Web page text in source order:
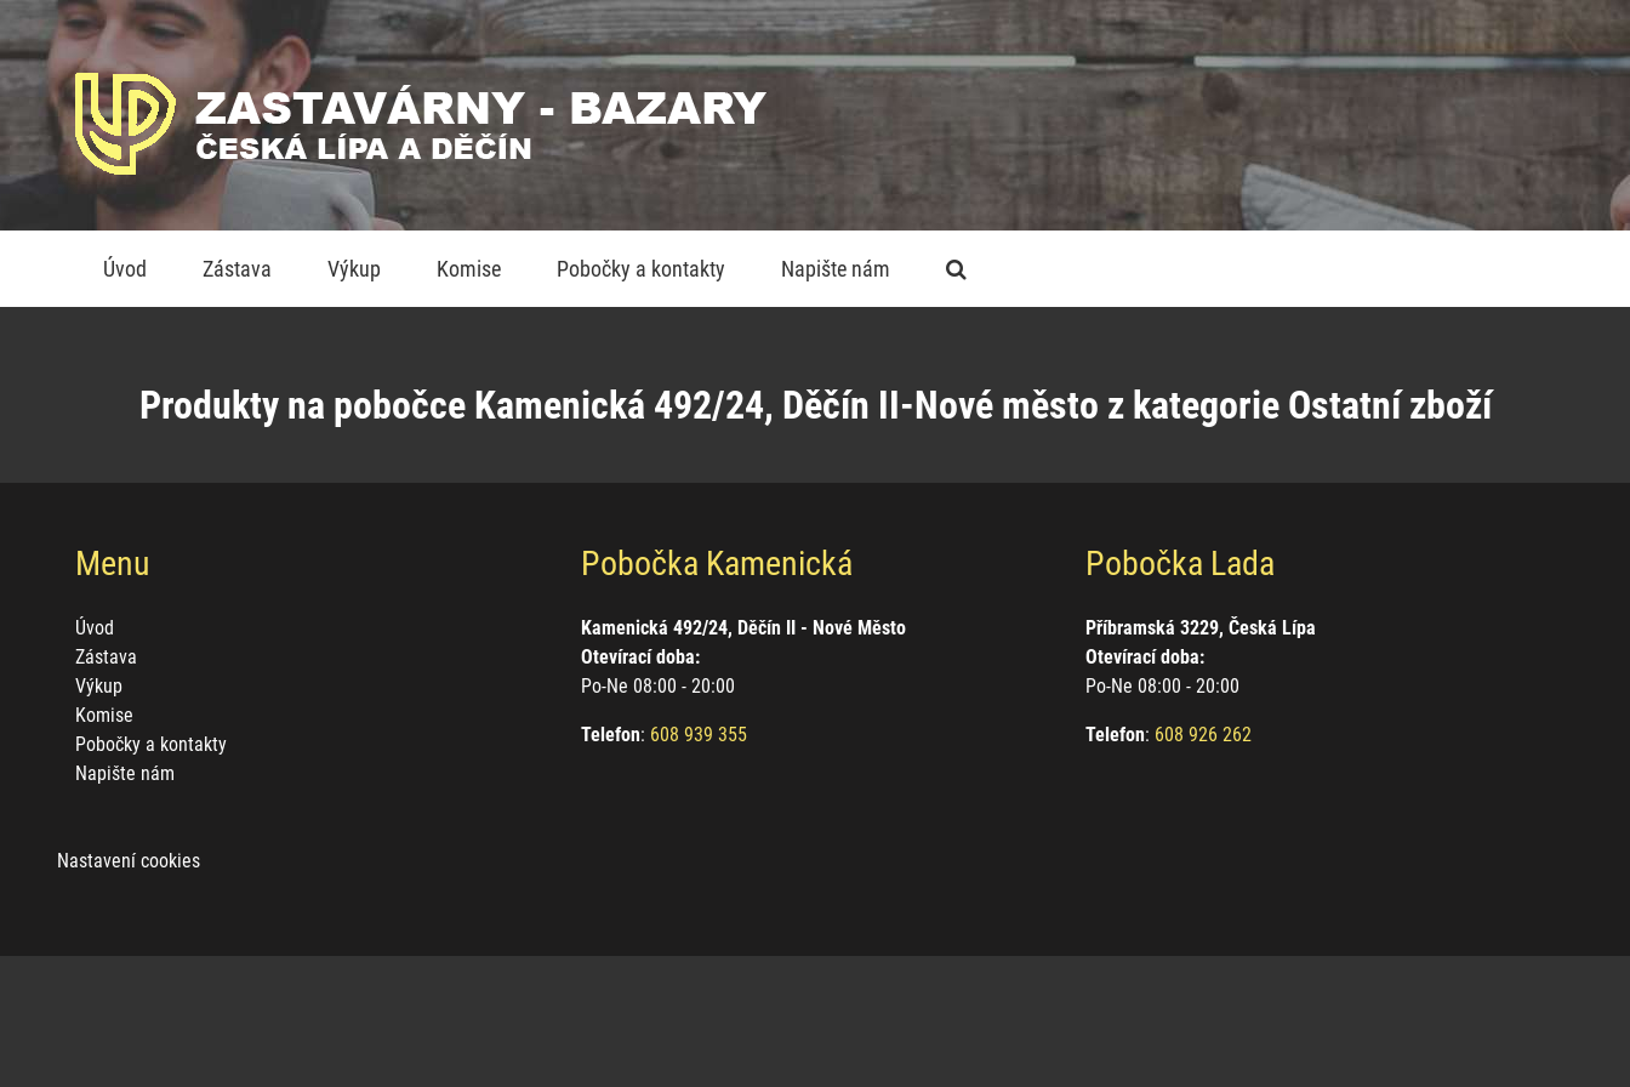
Úvod Zástava Výkup Komise Pobočky a kontakty Napište nám
Produkty na pobočce Kamenická 492/24, Děčín II-Nové město z kategorie Ostatní zboží
Menu
Úvod
Zástava
Výkup
Komise
Pobočky a kontakty
Napište nám
Pobočka Kamenická
Kamenická 492/24, Děčín II - Nové Město
Otevírací doba:
Po-Ne 08:00 - 20:00
Telefon: 608 939 355
Pobočka Lada
Příbramská 3229, Česká Lípa
Otevírací doba:
Po-Ne 08:00 - 20:00
Telefon: 608 926 262
Nastavení cookies